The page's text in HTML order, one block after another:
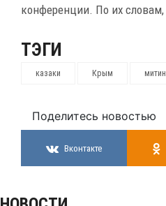
конференции. По их
ТЭГИ
казаки Крым
Поделитесь новостью
Вконтакте